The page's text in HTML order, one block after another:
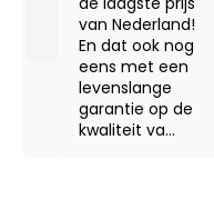
van Nederland!
En dat ook nog
eens met een
levenslange
garantie op de
kwaliteit va...